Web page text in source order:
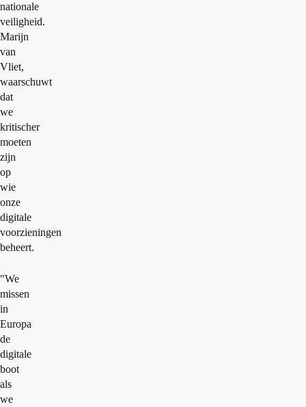
nationale
veiligheid.
Marijn
van
Vliet,
waarschuwt
dat
we
kritischer
moeten
zijn
op
wie
onze
digitale
voorzieningen
beheert.
"We
missen
in
Europa
de
digitale
boot
als
we